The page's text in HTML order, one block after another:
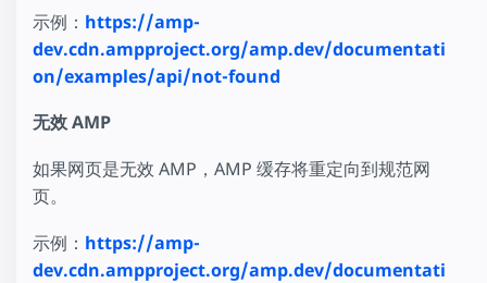
示例： https://amp-
dev.cdn.ampproject.org/amp.dev/documentati
on/examples/api/not-found
无效 AMP
如果网页是无效 AMP，AMP 缓存将重定向到规范网
页。
示例： https://amp-
dev.cdn.ampproject.org/amp.dev/documentati